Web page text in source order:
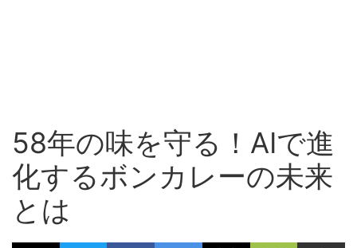
58年の味を守る！AIで進
化するボンカレーの未来
とは